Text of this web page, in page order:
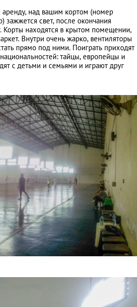
аренду, над вашим кортом (номер
зажжется свет, после окончания
Корты находятся в крытом помещении,
Внутри очень жарко, вентиляторы
прямо под ними. Поиграть приходят
тайцы, европейцы и
с детьми и семьями и играют друг